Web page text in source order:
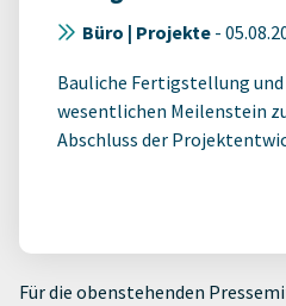
Büro | Projekte -
Bauliche Fertigstellung
wesentlichen Meilenstein
Abschluss der
Für die obenstehenden